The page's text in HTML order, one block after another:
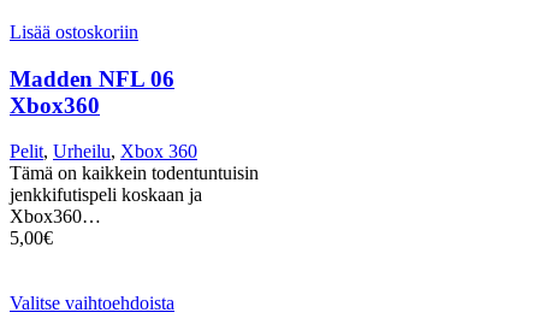
Lisää ostoskoriin
Madden NFL 06
Xbox360
Pelit, Urheilu, Xbox 360
Tämä on kaikkein todentuntuisin
jenkkifutispeli koskaan ja
Xbox360…
5,00€
Valitse vaihtoehdoista